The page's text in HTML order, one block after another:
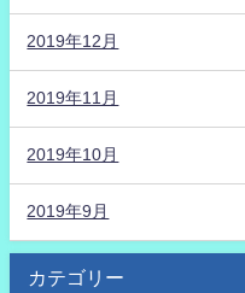
2019年12月
2019年11月
2019年10月
2019年9月
カテゴリー